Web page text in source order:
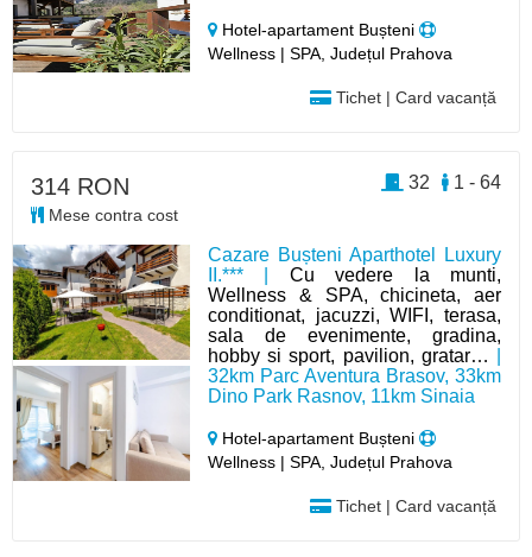
Hotel-apartament Bușteni
Wellness | SPA, Județul Prahova
Tichet | Card vacanță
Cazare Bușteni Aparthotel Luxury
II.*** | Cu vedere la munti,
Wellness & SPA, chicineta, aer
conditionat, jacuzzi, WIFI, terasa,
sala de evenimente, gradina,
hobby si sport, pavilion, gratar…
32km Parc Aventura Brasov, 33km
Dino Park Rasnov, 11km Sinaia
Hotel-apartament Bușteni
Wellness | SPA, Județul Prahova
Tichet | Card vacanță
314 RON
Mese contra cost
1 - 64
32